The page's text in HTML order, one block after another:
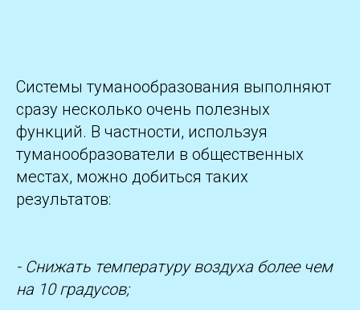
Системы туманообразования выполняют
сразу несколько очень полезных
функций. В частности, используя
туманообразователи в общественных
местах, можно добиться таких
результатов:
- Снижать температуру воздуха более чем
на 10 градусов;